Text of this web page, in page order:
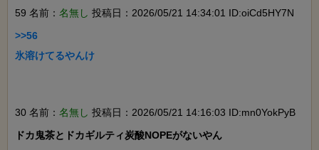
59 名前： 名無し 投稿日：2026/05/21 14:34:01 ID:oiCd5HY7N
>>56
氷溶けてるやんけ
30 名前： 名無し 投稿日：2026/05/21 14:16:03 ID:mn0YokPyB
ドカ鬼茶とドカギルティ炭酸NOPEがないやん